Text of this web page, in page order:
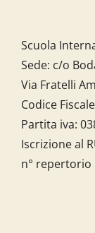
Scuola
Sede: c/o
Via Fratelli
Codice
Partita iva:
Iscrizione al
n° repertorio